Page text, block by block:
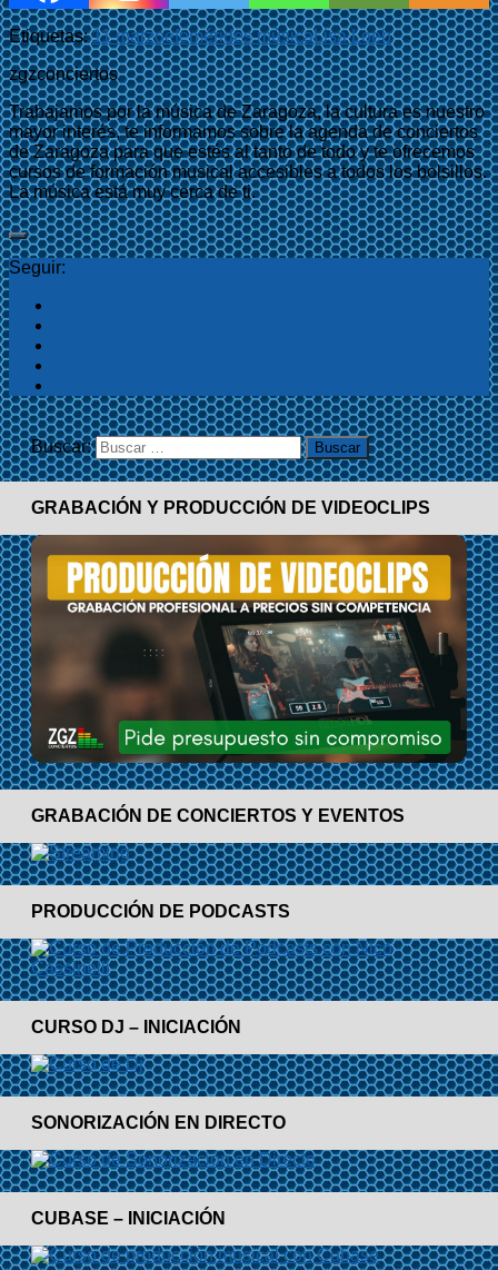
Etiquetas:11 marzoefemérides músicaLisa Loeb
zgzconciertos
Trabajamos por la música de Zaragoza, la cultura es nuestro
mayor interés, te informamos sobre la agenda de conciertos
de Zaragoza para que estés al tanto de todo y te ofrecemos
cursos de formación musical accesibles a todos los bolsillos.
La música está muy cerca de ti.
Seguir:
Buscar:
GRABACIÓN Y PRODUCCIÓN DE VIDEOCLIPS
GRABACIÓN DE CONCIERTOS Y EVENTOS
PRODUCCIÓN DE PODCASTS
CURSO DJ – INICIACIÓN
SONORIZACIÓN EN DIRECTO
CUBASE – INICIACIÓN